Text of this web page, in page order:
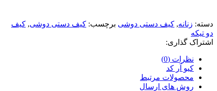
دسته: زنانه, کیف دستی دوشی برچسب: کیف دستی دوشی, کیف
دو تیکه
اشتراک گذاری:
نظرات (0)
کیو آر کد
محصولات مرتبط
روش های ارسال